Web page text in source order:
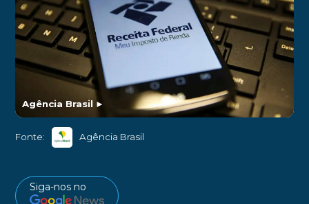
Agência Brasil ►
Fonte: Agência Brasil
Siga-nos no